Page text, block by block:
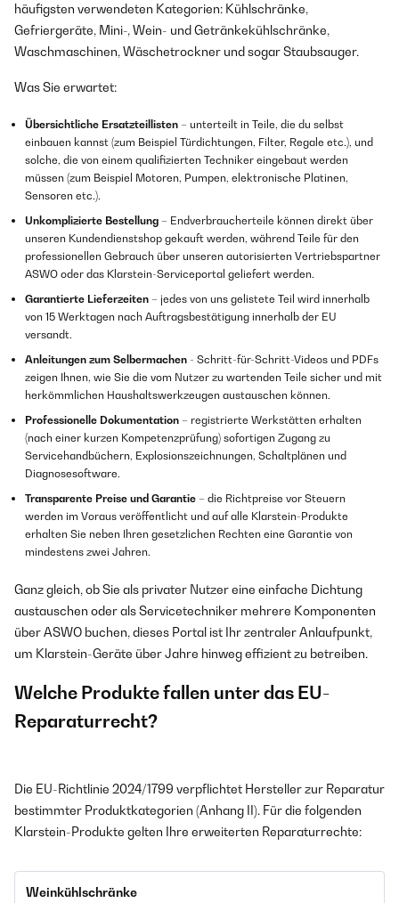
häufigsten verwendeten Kategorien: Kühlschränke,
Gefriergeräte, Mini-, Wein- und Getränkekühlschränke,
Waschmaschinen, Wäschetrockner und sogar Staubsauger.
Was Sie erwartet:
Übersichtliche Ersatzteillisten – unterteilt in Teile, die du selbst
einbauen kannst (zum Beispiel Türdichtungen, Filter, Regale etc.), und
solche, die von einem qualifizierten Techniker eingebaut werden
müssen (zum Beispiel Motoren, Pumpen, elektronische Platinen,
Sensoren etc.).
Unkomplizierte Bestellung – Endverbraucherteile können direkt über
unseren Kundendienstshop gekauft werden, während Teile für den
professionellen Gebrauch über unseren autorisierten Vertriebspartner
ASWO oder das Klarstein-Serviceportal geliefert werden.
Garantierte Lieferzeiten – jedes von uns gelistete Teil wird innerhalb
von 15 Werktagen nach Auftragsbestätigung innerhalb der EU
versandt.
Anleitungen zum Selbermachen - Schritt-für-Schritt-Videos und PDFs
zeigen Ihnen, wie Sie die vom Nutzer zu wartenden Teile sicher und mit
herkömmlichen Haushaltswerkzeugen austauschen können.
Professionelle Dokumentation – registrierte Werkstätten erhalten
(nach einer kurzen Kompetenzprüfung) sofortigen Zugang zu
Servicehandbüchern, Explosionszeichnungen, Schaltplänen und
Diagnosesoftware.
Transparente Preise und Garantie – die Richtpreise vor Steuern
werden im Voraus veröffentlicht und auf alle Klarstein-Produkte
erhalten Sie neben Ihren gesetzlichen Rechten eine Garantie von
mindestens zwei Jahren.
Ganz gleich, ob Sie als privater Nutzer eine einfache Dichtung
austauschen oder als Servicetechniker mehrere Komponenten
über ASWO buchen, dieses Portal ist Ihr zentraler Anlaufpunkt,
um Klarstein-Geräte über Jahre hinweg effizient zu betreiben.
Welche Produkte fallen unter das EU-
Reparaturrecht?
Die EU-Richtlinie 2024/1799 verpflichtet Hersteller zur Reparatur
bestimmter Produktkategorien (Anhang II). Für die folgenden
Klarstein-Produkte gelten Ihre erweiterten Reparaturrechte:
Weinkühlschränke